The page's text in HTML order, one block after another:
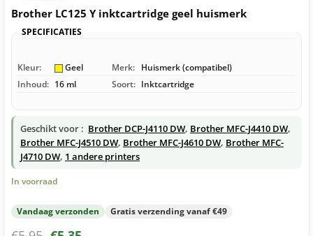
Brother LC125 Y inktcartridge geel huismerk
SPECIFICATIES
Kleur: Geel Merk: Huismerk (compatibel)
Inhoud: 16 ml Soort: Inktcartridge
Geschikt voor : Brother DCP-J4110 DW, Brother MFC-J4410 DW,
Brother MFC-J4510 DW, Brother MFC-J4610 DW, Brother MFC-
J4710 DW, 1 andere printers
In voorraad
Vandaag verzonden Gratis verzending vanaf €49